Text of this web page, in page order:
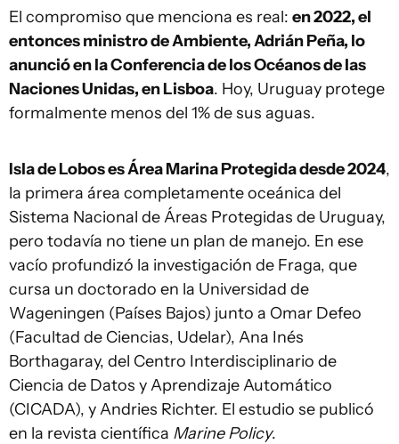
El compromiso que menciona es real: en 2022, el
entonces ministro de Ambiente, Adrián Peña, lo
anunció en la Conferencia de los Océanos de las
Naciones Unidas, en Lisboa. Hoy, Uruguay protege
formalmente menos del 1% de sus aguas.
Isla de Lobos es Área Marina Protegida desde 2024,
la primera área completamente oceánica del
Sistema Nacional de Áreas Protegidas de Uruguay,
pero todavía no tiene un plan de manejo. En ese
vacío profundizó la investigación de Fraga, que
cursa un doctorado en la Universidad de
Wageningen (Países Bajos) junto a Omar Defeo
(Facultad de Ciencias, Udelar), Ana Inés
Borthagaray, del Centro Interdisciplinario de
Ciencia de Datos y Aprendizaje Automático
(CICADA), y Andries Richter. El estudio se publicó
en la revista científica Marine Policy.